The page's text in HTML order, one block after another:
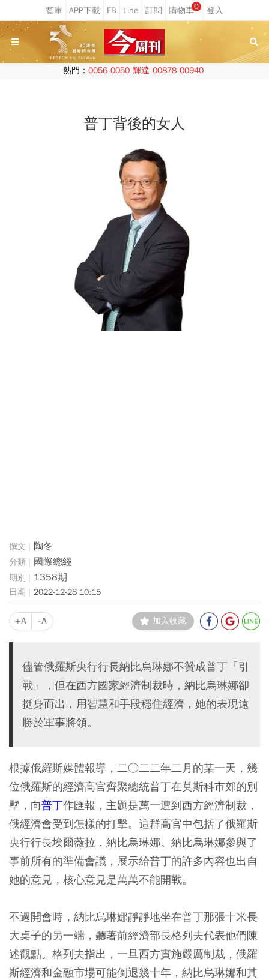
0
熱門： 0056 0050 輝達 00878 00940
普丁背後的女人
陶冬
國際總經
1358期
2022-12-28 10:15
+A -A 加入收藏
儘管俄羅斯央行行長納比烏琳娜不贊成普丁「引
戰」，但在西方國家經濟制裁時，納比烏琳娜卻
挺身而出，用智慧和手段穩住經濟，她的表現遠
勝於軍事將領。
根據俄羅斯媒體報導，二○二二年二月的某一天，幾
位俄羅斯的經濟高官齊聚總統普丁在莫斯科市郊的別
墅，向普丁作匯報，主題是萬一遭到西方經濟制裁，
俄經濟會受到怎樣的打擊。這群高官中包括了俄羅斯
央行行長埃爾薇拉．納比烏琳娜。納比烏琳娜參與了
事前所有的準備會議，展示給普丁的許多內容也出自
她的意見，核心意見是萬萬不能開戰。
不過開會時，納比烏琳娜靜靜地坐在普丁那張十米長
大桌子的另一端，聽著前經濟部長格列夫代表他們陳
述觀點。格列夫指出，一旦西方實施嚴厲制裁，俄羅
斯經濟和金融市場可能倒退幾十年，納比烏琳娜和其